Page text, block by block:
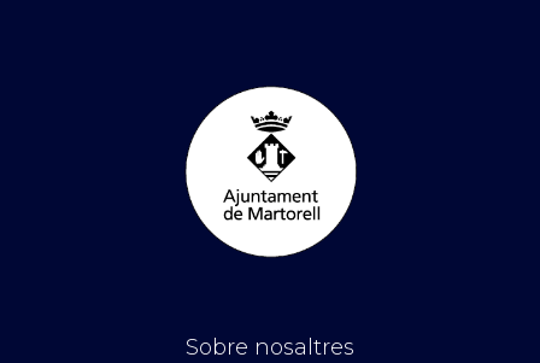
Sobre nosaltres